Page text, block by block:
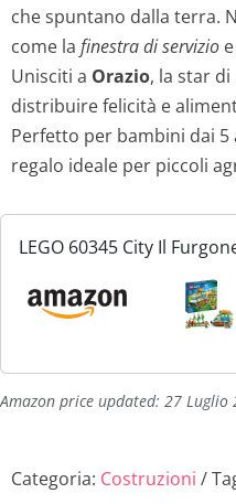
i
g
i
n
a
l
e
e
r
che spuntano dalla terra.
come la finestra di servizio
Unisciti a Orazio, la star di
distribuire felicità e
Perfetto per bambini dai 5
regalo ideale per piccoli
LEGO 60345 City Il
Camion Giocattolo,
per Bambini dai 5 Anni in
Amazon price updated: 27 Luglio
Categoria: Costruzioni